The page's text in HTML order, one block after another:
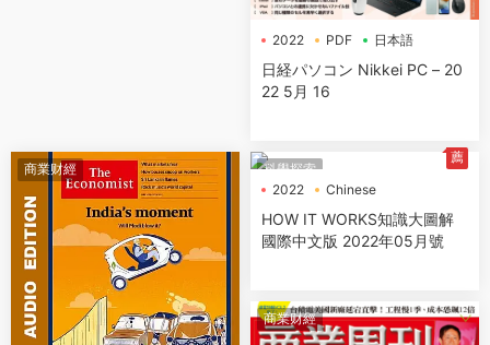
2022 PDF 日本語
日経パソコン Nikkei PC – 20
22 5月 16
商業财經
科學探索
2022
Chinese
How It Works
HOW IT WORKS知識大圖解
國際中文版 2022年05月號
薦
商業财經